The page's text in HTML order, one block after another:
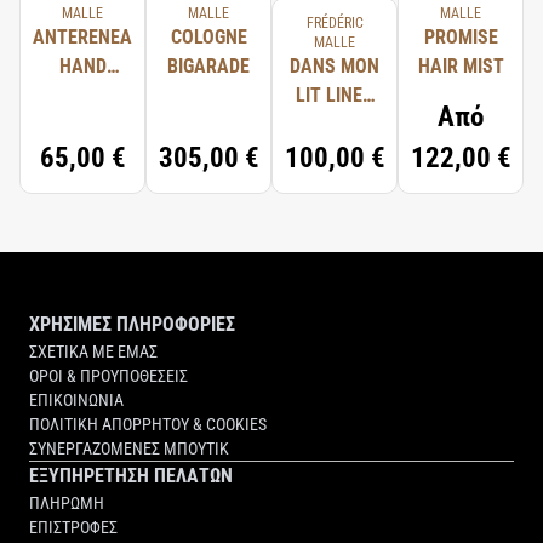
MALLE
ANTERENEA
HAND
65,00 €
MALLE
COLOGNE
BIGARADE
305,00 €
FRÉDÉRIC
MALLE
DANS MON
LIT LINEN
100,00 €
MALLE
PROMISE
HAIR MIST
Από
122,00 €
ΧΡΗΣΙΜΕΣ ΠΛΗΡΟΦΟΡΙΕΣ
ΣΧΕΤΙΚΑ ΜΕ ΕΜΑΣ
ΟΡΟΙ & ΠΡΟΥΠΟΘΕΣΕΙΣ
ΕΠΙΚΟΙΝΩΝΙΑ
ΠΟΛΙΤΙΚΗ ΑΠΟΡΡΗΤΟΥ & COOKIES
ΣΥΝΕΡΓΑΖΟΜΕΝΕΣ ΜΠΟΥΤΙΚ
ΕΞΥΠΗΡΕΤΗΣΗ ΠΕΛΑΤΩΝ
ΠΛΗΡΩΜΗ
ΕΠΙΣΤΡΟΦΕΣ